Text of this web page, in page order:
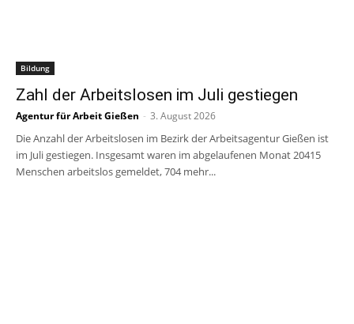
Bildung
Zahl der Arbeitslosen im Juli gestiegen
Agentur für Arbeit Gießen - 3. August 2026
Die Anzahl der Arbeitslosen im Bezirk der Arbeitsagentur Gießen ist
im Juli gestiegen. Insgesamt waren im abgelaufenen Monat 20415
Menschen arbeitslos gemeldet, 704 mehr...